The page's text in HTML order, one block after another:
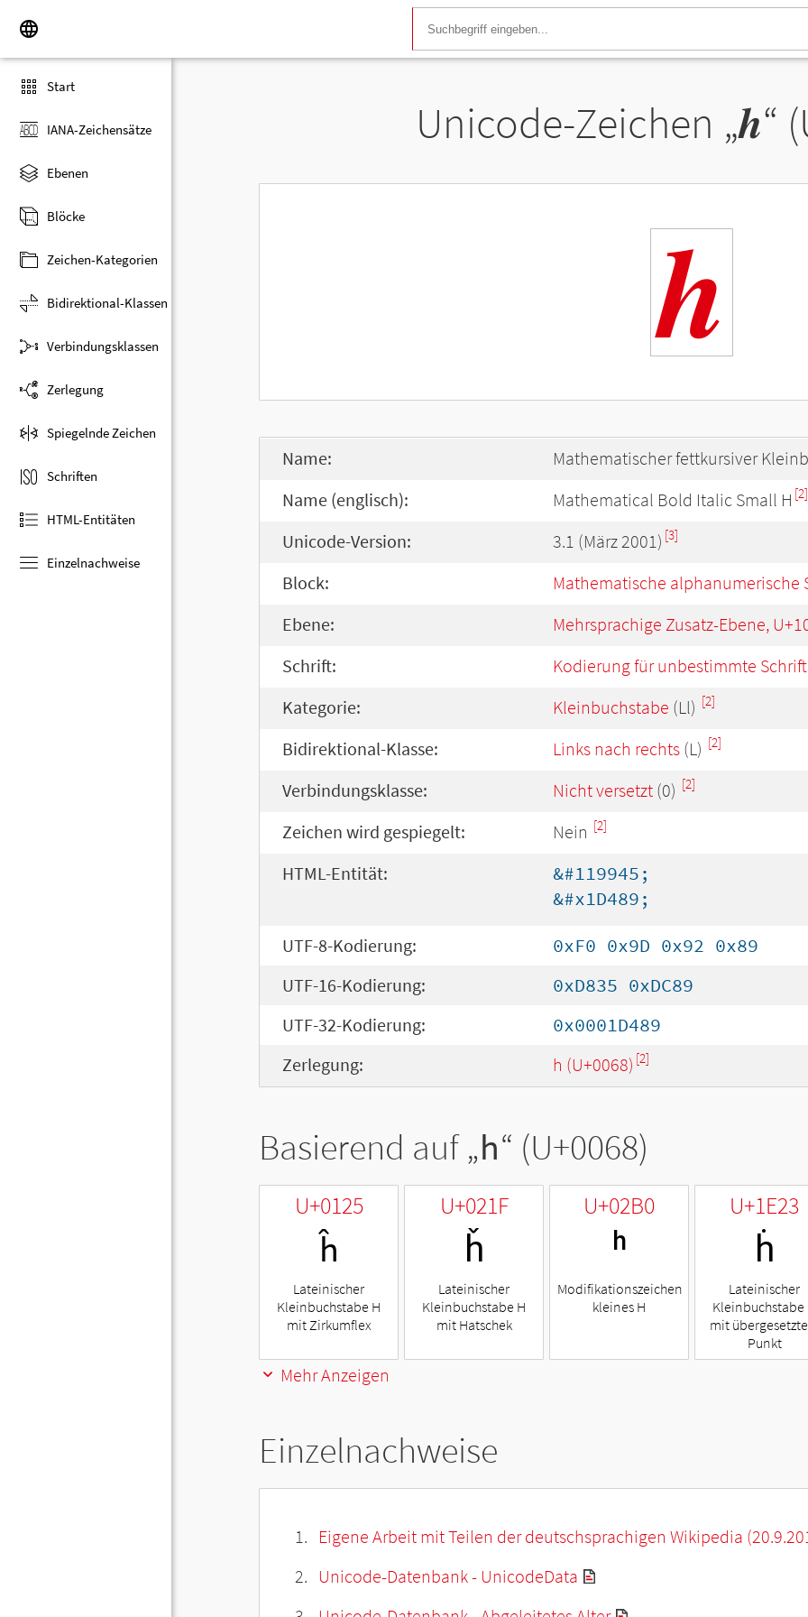
Start
IANA-Zeichensätze
Ebenen
Blöcke
Zeichen-Kategorien
Bidirektional-Klassen
Verbindungsklassen
Zerlegung
Spiegelnde Zeichen
Schriften
HTML-Entitäten
Einzelnachweise
Unicode-Zeichen „𝒉“
𝒉
Name: Mathematischer fettkursiver
Name (englisch): Mathematical Bold Italic Small H [2]
Unicode-Version: 3.1 (März 2001) [3]
Block: Mathematische alphanumerische
Ebene: Mehrsprachige Zusatz-Ebene,
Schrift: Kodierung für unbestimmte Schrift
Kategorie: Kleinbuchstabe (Ll) [2]
Bidirektional-Klasse: Links nach rechts (L) [2]
Verbindungsklasse: Nicht versetzt (0) [2]
Zeichen wird gespiegelt: Nein [2]
HTML-Entität:
&#119945;
&#x1D489;
UTF-8-Kodierung:
0xF0 0x9D 0x92 0x89
UTF-16-Kodierung:
0xD835 0xDC89
UTF-32-Kodierung:
0x0001D489
Zerlegung:
h (U+0068) [2]
Basierend auf „h“ (U+0068)
U+0125
ĥ
Lateinischer
Kleinbuchstabe H
mit Zirkumflex
U+021F
ȟ
Lateinischer
Kleinbuchstabe H
mit Hatschek
U+02B0
ʰ
Modifikationszeichen
kleines H
U+1E23
ḣ
Lateinischer
Kleinbuchstabe
mit
Punkt
Mehr Anzeigen
Einzelnachweise
Eigene Arbeit mit Teilen der deutschsprachigen Wikipedia
Unicode-Datenbank - UnicodeData